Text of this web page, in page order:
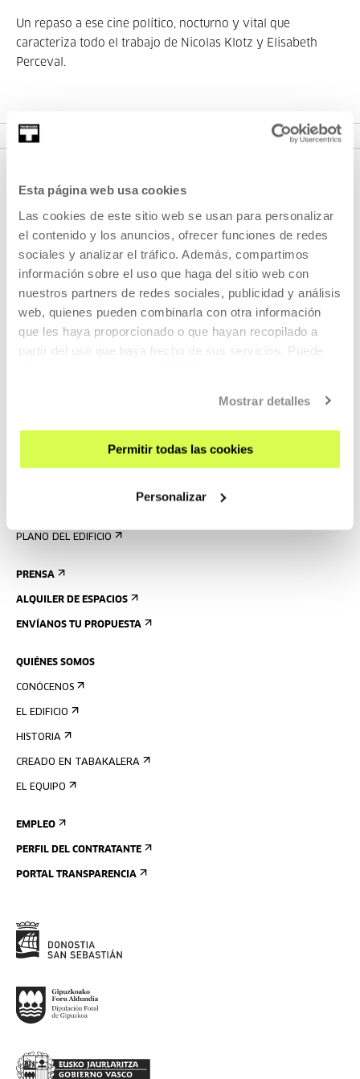
Esta página web usa cookies
Las cookies de este sitio web se usan para personalizar
el contenido y los anuncios, ofrecer funciones de redes
sociales y analizar el tráfico. Además, compartimos
información sobre el uso que haga del sitio web con
nuestros partners de redes sociales, publicidad y análisis
web, quienes pueden combinarla con otra información
que les haya proporcionado o que hayan recopilado a
partir del uso que haya hecho de sus servicios. Puede
Mostrar detalles
Permitir todas las cookies
Personalizar
Un repaso a ese cine político, nocturno y vital que
caracteriza todo el trabajo de Nicolas Klotz y Elisabeth
Perceval.
REGÍSTRATE AL BOLETÍN
AGENDA
PLANO DEL EDIFICIO
PRENSA
ALQUILER DE ESPACIOS
ENVÍANOS TU PROPUESTA
QUIÉNES SOMOS
CONÓCENOS
EL EDIFICIO
HISTORIA
CREADO EN TABAKALERA
EL EQUIPO
EMPLEO
PERFIL DEL CONTRATANTE
PORTAL TRANSPARENCIA